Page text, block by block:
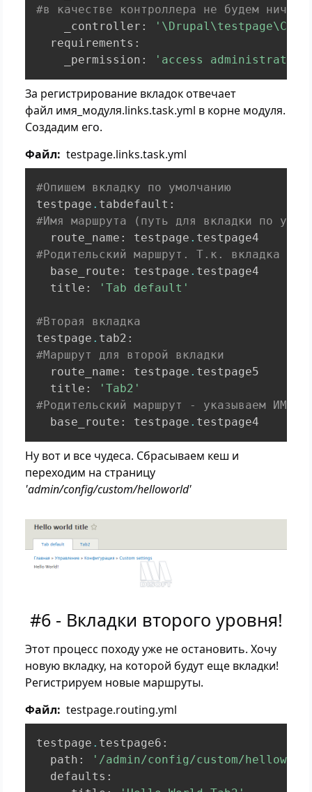
#в качестве контроллера не будем
    _controller
:
  requirements
:
    _permission
: 'access administration
За регистрирование вкладок отвечает
файл имя_модуля.links.task.yml в корне модуля.
Создадим его.
Файл
testpage.links.task.yml
#Опишем вкладку по умолчанию
testpage . tabdefault :
#Имя маршрута (путь для вкладки по
  route_name
: testpage .
#Родительский маршрут. Т.к. вкладка
  base_route
: testpage . testpage4
  title
: 'Tab default'
#Вторая вкладка
testpage . tab2 :
#Маршрут для второй вкладки
  route_name
: testpage . testpage5
  title
:
'Tab2'
#Родительский маршрут - указываем ИМЯ
  base_route
: testpage . testpage4
Ну вот и все чудеса. Сбрасываем кеш и
переходим на страницу
'admin/config/custom/helloworld'
#6 - Вкладки второго уровня!
Этот процесс походу уже не остановить. Хочу
новую вкладку, на которой будут еще вкладки!
Регистрируем новые маршруты.
Файл
testpage.routing.yml
testpage . testpage6 :
  path
:
'/admin/config/custom/
  defaults
: